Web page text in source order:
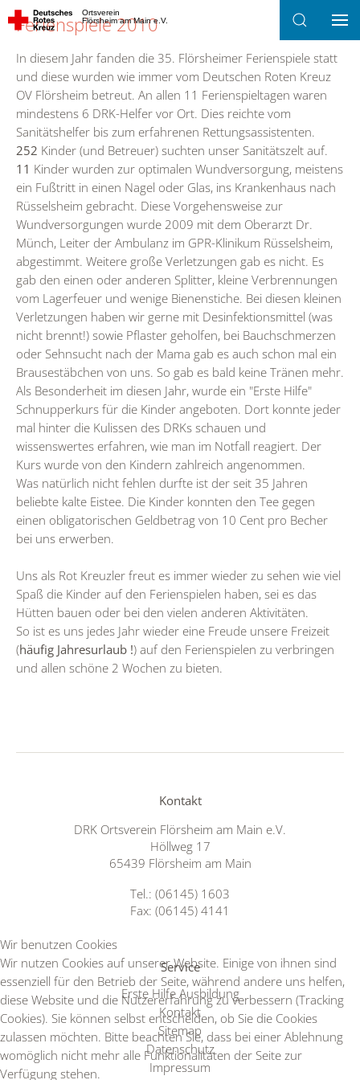
Ortsverein
Flörsheim am Main e.V.
Ferienspiele 2010
In diesem Jahr fanden die 35. Flörsheimer Ferienspiele statt
und diese wurden wie immer vom Deutschen Roten Kreuz
OV Flörsheim betreut. An allen 11 Ferienspieltagen waren
mindestens 6 DRK-Helfer vor Ort. Dies reichte vom
Sanitätshelfer bis zum erfahrenen Rettungsassistenten.
252 Kinder (und Betreuer) suchten unser Sanitätszelt auf.
11 Kinder wurden zur optimalen Wundversorgung, meistens
ein Fußtritt in einen Nagel oder Glas, ins Krankenhaus nach
Rüsselsheim gebracht. Diese Vorgehensweise zur
Wundversorgungen wurde 2009 mit dem Oberarzt Dr.
Münch, Leiter der Ambulanz im GPR-Klinikum Rüsselsheim,
abgestimmt. Weitere große Verletzungen gab es nicht. Es
gab den einen oder anderen Splitter, kleine Verbrennungen
vom Lagerfeuer und wenige Bienenstiche. Bei diesen kleinen
Verletzungen haben wir gerne mit Desinfektionsmittel (was
nicht brennt!) sowie Pflaster geholfen, bei Bauchschmerzen
oder Sehnsucht nach der Mama gab es auch schon mal ein
Brausestäbchen von uns. So gab es bald keine Tränen mehr.
Als Besonderheit im diesen Jahr, wurde ein "Erste Hilfe"
Schnupperkurs für die Kinder angeboten. Dort konnte jeder
mal hinter die Kulissen des DRKs schauen und
wissenswertes erfahren, wie man im Notfall reagiert. Der
Kurs wurde von den Kindern zahlreich angenommen.
Was natürlich nicht fehlen durfte ist der seit 35 Jahren
beliebte kalte Eistee. Die Kinder konnten den Tee gegen
einen obligatorischen Geldbetrag von 10 Cent pro Becher
bei uns erwerben.
Uns als Rot Kreuzler freut es immer wieder zu sehen wie viel
Spaß die Kinder auf den Ferienspielen haben, sei es das
Hütten bauen oder bei den vielen anderen Aktivitäten.
So ist es uns jedes Jahr wieder eine Freude unsere Freizeit
(häufig Jahresurlaub !) auf den Ferienspielen zu verbringen
und allen schöne 2 Wochen zu bieten.
Kontakt
DRK Ortsverein Flörsheim am Main e.V.
Höllweg 17
65439 Flörsheim am Main
Tel.: (06145) 1603
Fax: (06145) 4141
Service
Erste Hilfe Ausbildung
Kontakt
Sitemap
Datenschutz
Impressum
Wir benutzen Cookies
Wir nutzen Cookies auf unserer Website. Einige von ihnen sind
essenziell für den Betrieb der Seite, während andere uns helfen,
diese Website und die Nutzererfahrung zu verbessern (Tracking
Cookies). Sie können selbst entscheiden, ob Sie die Cookies
zulassen möchten. Bitte beachten Sie, dass bei einer Ablehnung
womöglich nicht mehr alle Funktionalitäten der Seite zur
Verfügung stehen.